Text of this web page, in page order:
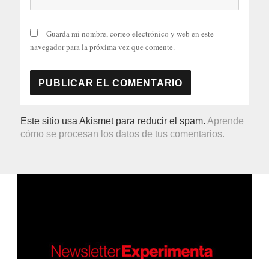
Guarda mi nombre, correo electrónico y web en este
navegador para la próxima vez que comente.
Este sitio usa Akismet para reducir el spam.Aprende
cómo se procesan los datos de tus comentarios.